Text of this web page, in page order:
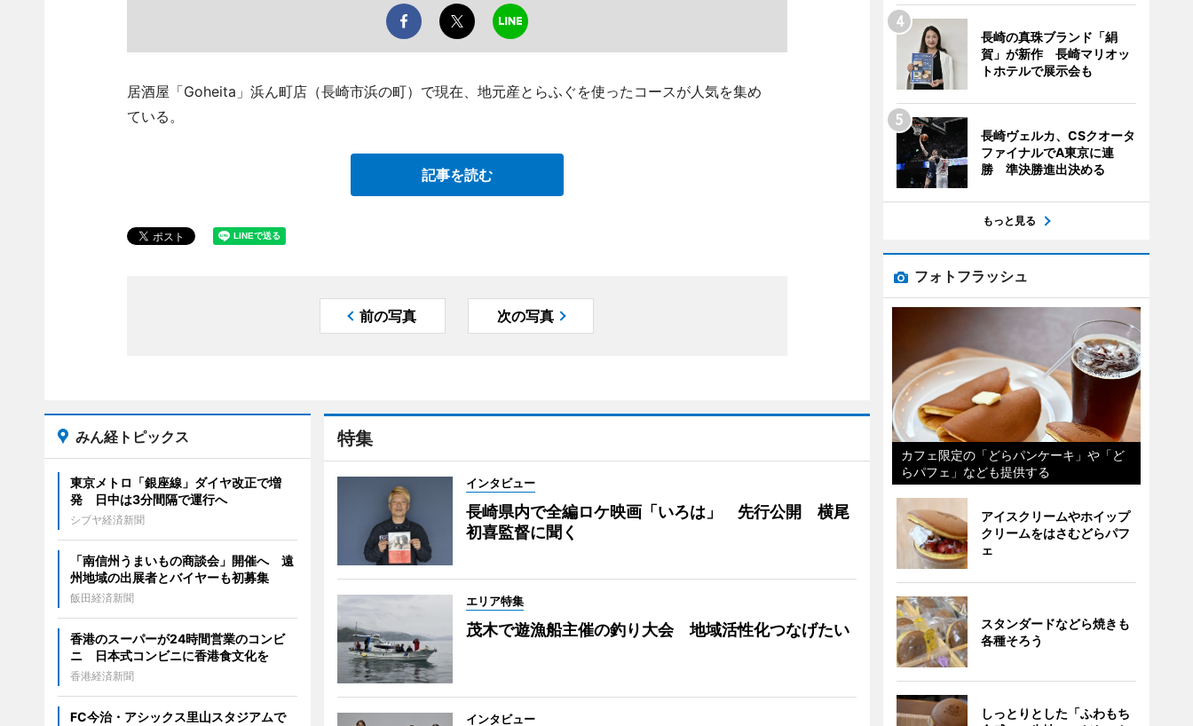
居酒屋「Goheita」浜ん町店（長崎市浜の町）で現在、地元産とらふぐを使ったコースが人気を集め
ている。
記事を読む
前の写真 次の写真
特集
インタビュー
長崎県内で全編ロケ映画「いろは」 先行公開 横尾
初喜監督に聞く
エリア特集
茂木で遊漁船主催の釣り大会 地域活性化つなげたい
インタビュー
みん経トピックス
東京メトロ「銀座線」ダイヤ改正で増
発 日中は3分間隔で運行へ
シブヤ経済新聞
「南信州うまいもの商談会」開催へ 遠
州地域の出展者とバイヤーも初募集
飯田経済新聞
香港のスーパーが24時間営業のコンビ
ニ 日本式コンビニに香港食文化を
香港経済新聞
FC今治・アシックス里山スタジアムで
長崎の真珠ブランド「絹
賀」が新作 長崎マリオッ
トホテルで展示会も
長崎ヴェルカ、CSクオータ
ファイナルでA東京に連
勝 準決勝進出決める
もっと見る
フォトフラッシュ
カフェ限定の「どらパンケーキ」や「ど
らパフェ」なども提供する
アイスクリームやホイップ
クリームをはさむどらパフ
ェ
スタンダードなどら焼きも
各種そろう
しっとりとした「ふわもち